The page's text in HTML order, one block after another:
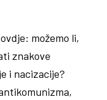
možemo li,
znakove
i nacizacije?